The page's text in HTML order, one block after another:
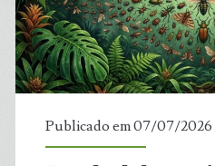
congelar
antes
Norte
Publicado em 07/07/2026